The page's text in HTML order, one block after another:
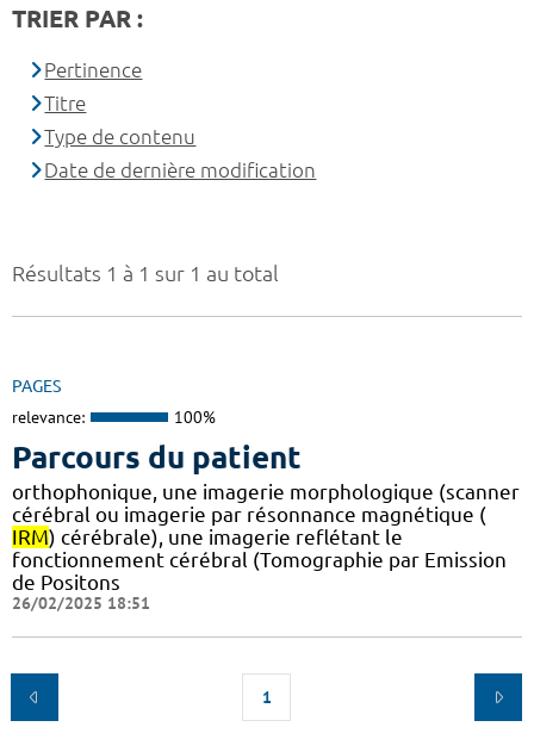
Résultats 1 à 1 sur 1 au total
PAGES
relevance: 100%
Parcours du patient
orthophonique, une imagerie morphologique (scanner
cérébral ou imagerie par résonnance magnétique (
IRM) cérébrale), une imagerie reflétant le
fonctionnement cérébral (Tomographie par Emission
de Positons
26/02/2025 18:51
1
TRIER PAR :
Pertinence
Titre
Type de contenu
Date de dernière modification